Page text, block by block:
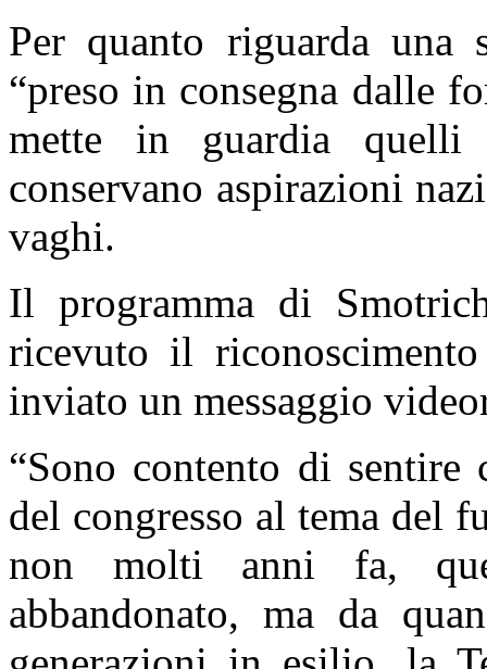
Per quanto riguarda una
“preso in consegna dalle
mette in guardia quelli
conservano aspirazioni
vaghi.
Il programma di
ricevuto il
inviato un messaggio
“Sono contento di sentire
del congresso al tema del
non molti anni fa,
abbandonato, ma da